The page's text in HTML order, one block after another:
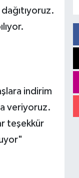
indirim
veriyoruz.
teşekkür